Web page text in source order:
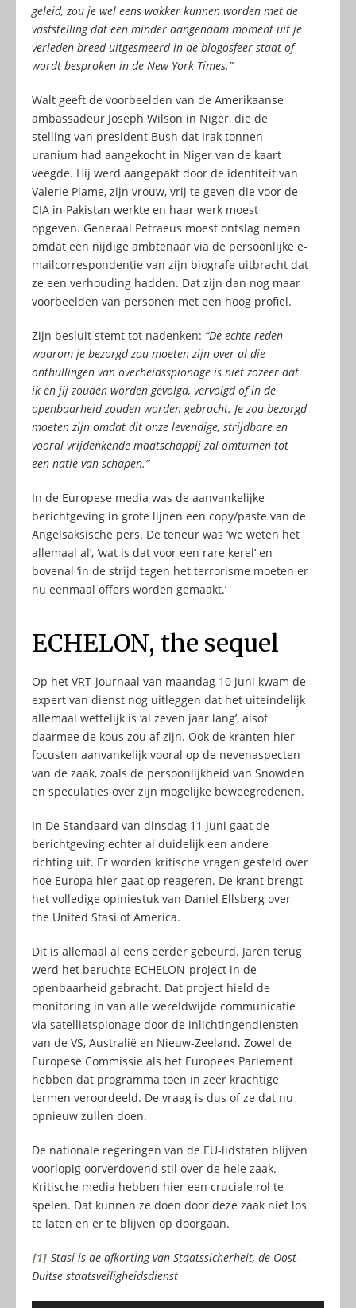
geleid, zou je wel eens wakker kunnen worden met de
vaststelling dat een minder aangenaam moment uit je
verleden breed uitgesmeerd in de blogosfeer staat of
wordt besproken in de New York Times.”
Walt geeft de voorbeelden van de Amerikaanse
ambassadeur Joseph Wilson in Niger, die de
stelling van president Bush dat Irak tonnen
uranium had aangekocht in Niger van de kaart
veegde. Hij werd aangepakt door de identiteit van
Valerie Plame, zijn vrouw, vrij te geven die voor de
CIA in Pakistan werkte en haar werk moest
opgeven. Generaal Petraeus moest ontslag nemen
omdat een nijdige ambtenaar via de persoonlijke e-
mailcorrespondentie van zijn biografe uitbracht dat
ze een verhouding hadden. Dat zijn dan nog maar
voorbeelden van personen met een hoog profiel.
Zijn besluit stemt tot nadenken: “De echte reden
waarom je bezorgd zou moeten zijn over al die
onthullingen van overheidsspionage is niet zozeer dat
ik en jij zouden worden gevolgd, vervolgd of in de
openbaarheid zouden worden gebracht. Je zou bezorgd
moeten zijn omdat dit onze levendige, strijdbare en
vooral vrijdenkende maatschappij zal omturnen tot
een natie van schapen.”
In de Europese media was de aanvankelijke
berichtgeving in grote lijnen een copy/paste van de
Angelsaksische pers. De teneur was ‘we weten het
allemaal al’, ‘wat is dat voor een rare kerel’ en
bovenal ‘in de strijd tegen het terrorisme moeten er
nu eenmaal offers worden gemaakt.’
ECHELON, the sequel
Op het VRT-journaal van maandag 10 juni kwam de
expert van dienst nog uitleggen dat het uiteindelijk
allemaal wettelijk is ‘al zeven jaar lang’, alsof
daarmee de kous zou af zijn. Ook de kranten hier
focusten aanvankelijk vooral op de nevenaspecten
van de zaak, zoals de persoonlijkheid van Snowden
en speculaties over zijn mogelijke beweegredenen.
In De Standaard van dinsdag 11 juni gaat de
berichtgeving echter al duidelijk een andere
richting uit. Er worden kritische vragen gesteld over
hoe Europa hier gaat op reageren. De krant brengt
het volledige opiniestuk van Daniel Ellsberg over
the United Stasi of America.
Dit is allemaal al eens eerder gebeurd. Jaren terug
werd het beruchte ECHELON-project in de
openbaarheid gebracht. Dat project hield de
monitoring in van alle wereldwijde communicatie
via satellietspionage door de inlichtingendiensten
van de VS, Australië en Nieuw-Zeeland. Zowel de
Europese Commissie als het Europees Parlement
hebben dat programma toen in zeer krachtige
termen veroordeeld. De vraag is dus of ze dat nu
opnieuw zullen doen.
De nationale regeringen van de EU-lidstaten blijven
voorlopig oorverdovend stil over de hele zaak.
Kritische media hebben hier een cruciale rol te
spelen. Dat kunnen ze doen door deze zaak niet los
te laten en er te blijven op doorgaan.
[1] Stasi is de afkorting van Staatssicherheit, de Oost-
Duitse staatsveiligheidsdienst